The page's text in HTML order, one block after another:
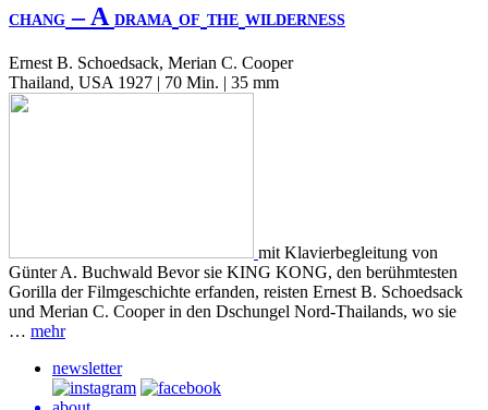
CHANG – A DRAMA OF THE WILDERNESS
Ernest B. Schoedsack, Merian C. Cooper
Thailand, USA 1927 | 70 Min. | 35 mm
mit Klavierbegleitung von
Günter A. Buchwald Bevor sie KING KONG, den berühmtesten
Gorilla der Filmgeschichte erfanden, reisten Ernest B. Schoedsack
und Merian C. Cooper in den Dschungel Nord-Thailands, wo sie
… mehr
newsletter